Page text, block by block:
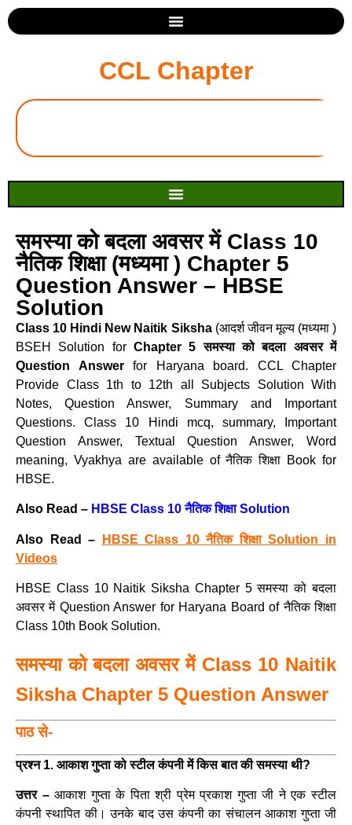
CCL Chapter
समस्या को बदला अवसर में Class 10
नैतिक शिक्षा (मध्यमा ) Chapter 5
Question Answer – HBSE
Solution
Class 10 Hindi New Naitik Siksha(आदर्श जीवन मूल्य (मध्यमा )
BSEH Solution for Chapter 5 समस्या को बदला अवसर में
Question Answerfor Haryana board. CCL Chapter
Provide Class 1th to 12th all Subjects Solution With
Notes, Question Answer, Summary and Important
Questions. Class 10 Hindi mcq, summary, Important
Question Answer, Textual Question Answer, Word
meaning, Vyakhya are available of नैतिक शिक्षा Book for
HBSE.
Also Read – HBSE Class 10 नैतिक शिक्षा Solution
Also Read –
HBSE Class 10 नैतिक शिक्षा Solution in
Videos
HBSE Class 10 Naitik Siksha Chapter 5 समस्या को बदला
अवसर में Question Answer for Haryana Board of नैतिक शिक्षा
Class 10th Book Solution.
समस्या को बदला अवसर में Class 10 Naitik
Siksha Chapter 5 Question Answer
पाठ से-
प्रश्न 1. आकाश गुप्ता को स्टील कंपनी में किस बात की समस्या थी?
उत्तर –आकाश गुप्ता के पिता श्री प्रेम प्रकाश गुप्ता जी ने एक स्टील
कंपनी स्थापित की। उनके बाद उस कंपनी का संचालन आकाश गुप्ता जी